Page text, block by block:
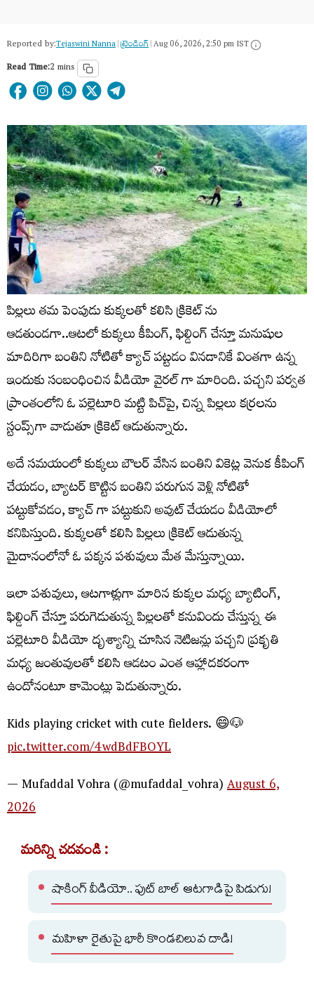
Reported by:Tejaswini Nanna|ట్రెండింగ్|Aug 06, 2026, 2:50 pm IST
Read Time:2 mins
పిల్లలు తమ పెంపుడు కుక్కలతో కలిసి క్రికెట్ ను
ఆడతుండగా..ఆటలో కుక్కలు కీపింగ్, ఫిల్డింగ్ చేస్తూ మనుషుల
మాదిరిగా బంతిని నోటితో క్యాచ్ పట్టడం వినడానికే వింతగా ఉన్న
ఇందుకు సంబంధించిన వీడియో వైరల్ గా మారింది. పచ్చని పర్వత
ప్రాంతంలోని ఓ పల్లెటూరి మట్టి పిచ్‌పై, చిన్న పిల్లలు కర్రలను
స్టంప్స్‌గా వాడుతూ క్రికెట్ ఆడుతున్నారు.
అదే సమయంలో కుక్కలు బౌలర్ వేసిన బంతిని వికెట్ల వెనుక కీపింగ్
చేయడం, బ్యాటర్ కొట్టిన బంతిని పరుగున వెళ్లి నోటితో
పట్టుకోవడం, క్యాచ్ గా పట్టుకుని అవుట్ చేయడం వీడియోలో
కనిపిస్తుంది. కుక్కలతో కలిసి పిల్లలు క్రికెట్ ఆడుతున్న
మైదానంలోనో ఓ పక్కన పశువులు మేత మేస్తున్నాయి.
ఇలా పశువులు, ఆటగాళ్లుగా మారిన కుక్కల మధ్య బ్యాటింగ్,
ఫిల్డింగ్ చేస్తూ పరుగెడుతున్న పిల్లలతో కనువిందు చేస్తున్న ఈ
పల్లెటూరి వీడియో దృశ్యాన్ని చూసిన నెటిజన్లు పచ్చని ప్రకృతి
మధ్య జంతువులతో కలిసి ఆడటం ఎంత ఆహ్లాదకరంగా
ఉందోనంటూ కామెంట్లు పెడుతున్నారు.
Kids playing cricket with cute fielders. 😄🐶
pic.twitter.com/4wdBdFBOYL
— Mufaddal Vohra (@mufaddal_vohra)August 6,
2026
మరిన్ని చదవండి :
షాకింగ్ వీడియో.. ఫుట్ బాల్ ఆటగాడిపై పిడుగు!
మహిళా రైతుపై భారీ కొండచిలువ దాడి!